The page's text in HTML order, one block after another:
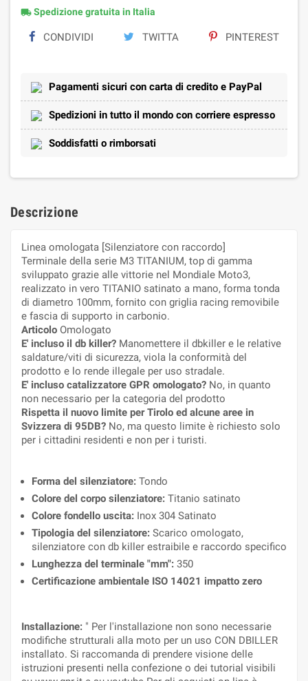
local_shippingSpedizione gratuita in Italia
CONDIVIDI TWITTA PINTEREST
Pagamenti sicuri con carta di credito e PayPal
Spedizioni in tutto il mondo con corriere espresso
Soddisfatti o rimborsati
Descrizione
Linea omologata [Silenziatore con raccordo]
Terminale della serie M3 TITANIUM, top di gamma
sviluppato grazie alle vittorie nel Mondiale Moto3,
realizzato in vero TITANIO satinato a mano, forma tonda
di diametro 100mm, fornito con griglia racing removibile
e fascia di supporto in carbonio.
Articolo Omologato
E' incluso il db killer? Manomettere il dbkiller e le relative
saldature/viti di sicurezza, viola la conformità del
prodotto e lo rende illegale per uso stradale.
E' incluso catalizzatore GPR omologato? No, in quanto
non necessario per la categoria del prodotto
Rispetta il nuovo limite per Tirolo ed alcune aree in
Svizzera di 95DB? No, ma questo limite è richiesto solo
per i cittadini residenti e non per i turisti.
Forma del silenziatore: Tondo
Colore del corpo silenziatore: Titanio satinato
Colore fondello uscita: Inox 304 Satinato
Tipologia del silenziatore: Scarico omologato,
silenziatore con db killer estraibile e raccordo specifico
Lunghezza del terminale "mm": 350
Certificazione ambientale ISO 14021 impatto zero
Installazione: " Per l'installazione non sono necessarie
modifiche strutturali alla moto per un uso CON DBILLER
installato. Si raccomanda di prendere visione delle
istruzioni presenti nella confezione o dei tutorial visibili